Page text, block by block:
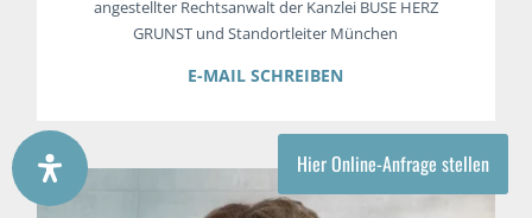
Hier Online-Anfrage stellen
angestellter Rechtsanwalt der Kanzlei BUSE HERZ
GRUNST und Standortleiter München
E-MAIL SCHREIBEN